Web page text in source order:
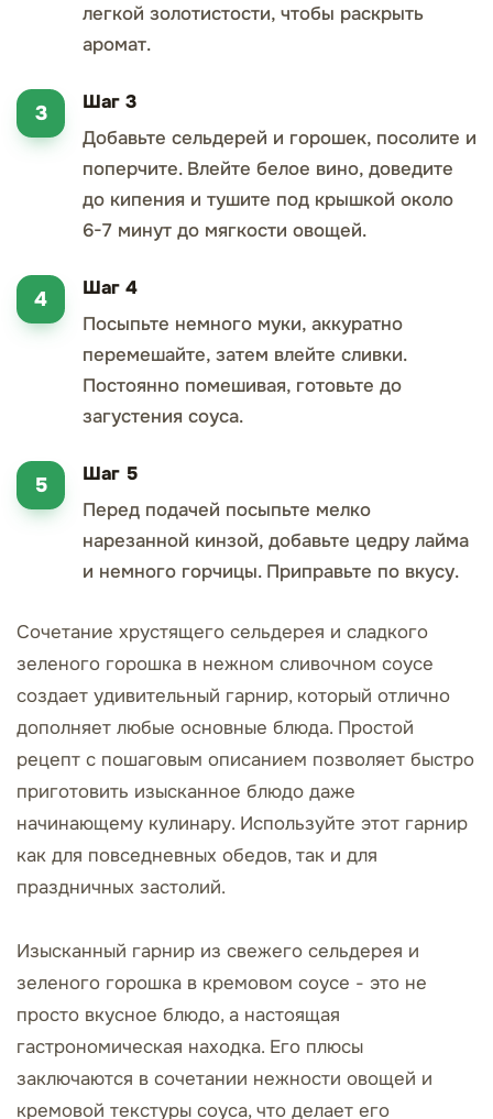
легкой золотистости, чтобы раскрыть
аромат.
Шаг 3
Добавьте сельдерей и горошек, посолите и
поперчите. Влейте белое вино, доведите
до кипения и тушите под крышкой около
6-7 минут до мягкости овощей.
Шаг 4
Посыпьте немного муки, аккуратно
перемешайте, затем влейте сливки.
Постоянно помешивая, готовьте до
загустения соуса.
Шаг 5
Перед подачей посыпьте мелко
нарезанной кинзой, добавьте цедру лайма
и немного горчицы. Приправьте по вкусу.
Сочетание хрустящего сельдерея и сладкого
зеленого горошка в нежном сливочном соусе
создает удивительный гарнир, который отлично
дополняет любые основные блюда. Простой
рецепт с пошаговым описанием позволяет быстро
приготовить изысканное блюдо даже
начинающему кулинару. Используйте этот гарнир
как для повседневных обедов, так и для
праздничных застолий.
Изысканный гарнир из свежего сельдерея и
зеленого горошка в кремовом соусе - это не
просто вкусное блюдо, а настоящая
гастрономическая находка. Его плюсы
заключаются в сочетании нежности овощей и
кремовой текстуры соуса, что делает его